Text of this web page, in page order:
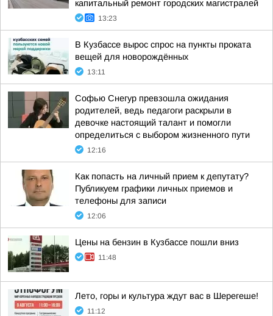
капитальный ремонт городских магистралей
13:23
В Кузбассе вырос спрос на пункты проката
вещей для новорождённых
13:11
Софью Снегур превзошла ожидания
родителей, ведь педагоги раскрыли в
девочке настоящий талант и помогли
определиться с выбором жизненного пути
12:16
Как попасть на личный прием к депутату?
Публикуем графики личных приемов и
телефоны для записи
12:06
Цены на бензин в Кузбассе пошли вниз
11:48
Лето, горы и культура ждут вас в Шерегеше!
11:12